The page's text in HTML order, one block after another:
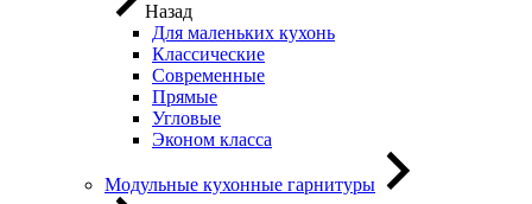
Назад
Для маленьких кухонь
Классические
Современные
Прямые
Угловые
Эконом класса
Модульные кухонные гарнитуры